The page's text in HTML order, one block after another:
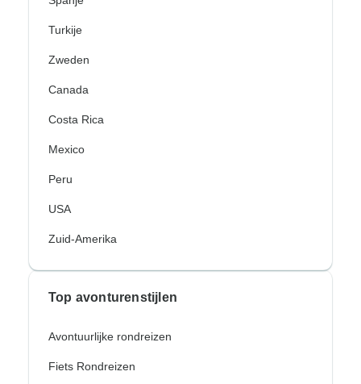
Turkije
Zweden
Canada
Costa Rica
Mexico
Peru
USA
Zuid-Amerika
Top avonturenstijlen
Avontuurlijke rondreizen
Fiets Rondreizen